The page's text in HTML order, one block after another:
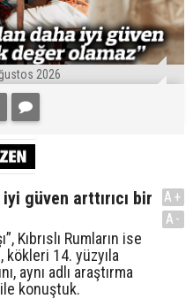
2026
güven arttırıcı bir
Kıbrıslı Rumların ise
kökleri 14. yüzyıla
aynı adlı araştırma
ile konuştuk.
A+
A-